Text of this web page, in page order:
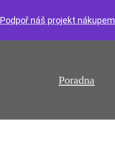
Podpoř náš projekt nákupem
Poradna